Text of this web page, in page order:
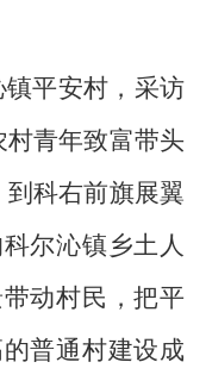
平安村，采访
村青年致富带头
到科右前旗展翼
尔沁镇乡土人
动村民，把平
普通村建设成